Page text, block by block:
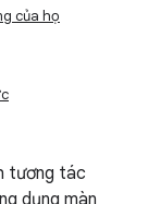
của họ
tương tác
dụng màn